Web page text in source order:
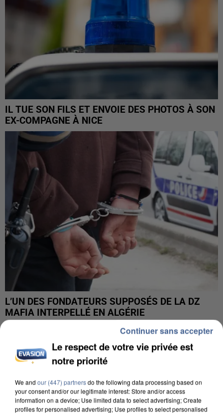
IL TUE SON FILS ET ENVOIE DES PHOTOS À SON
EX-COMPAGNE À NICE
L’UN DES FONDATEURS SUPPOSÉS DE LA DZ
MAFIA INTERPELLÉ EN ALGÉRIE
Le respect de votre vie privée est
notre priorité
We and our (447) partnersdo the following data processing based on
your consent and/or our legitimate interest: Store and/or access
information on a device; Use limited data to select advertising; Create
profiles for personalised advertising; Use profiles to select personalised
Continuer sans accepter